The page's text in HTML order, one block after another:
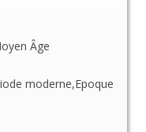
Âge
moderne,Epoque